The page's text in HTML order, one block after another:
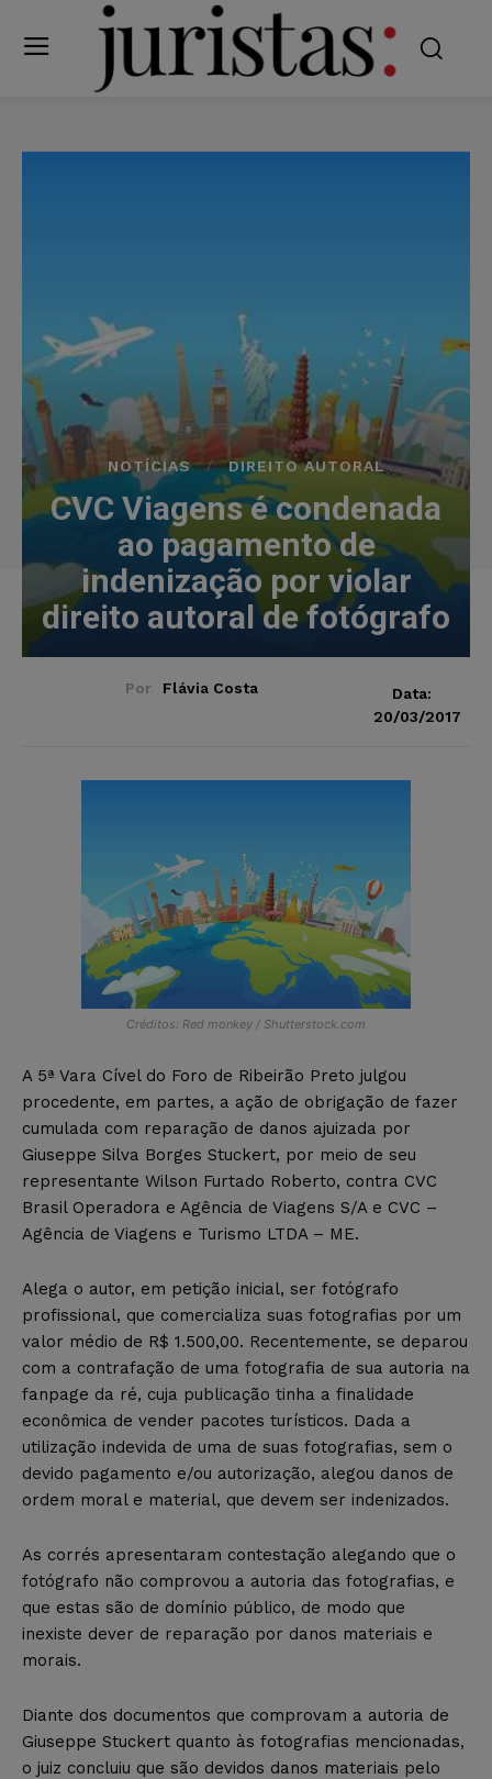
NOTÍCIAS DIREITO AUTORAL
CVC Viagens é condenada
ao pagamento de
indenização por violar
direito autoral de fotógrafo
Por Flávia Costa
Data:
20/03/2017
Créditos: Red monkey / Shutterstock.com
A 5ª Vara Cível do Foro de Ribeirão Preto julgou
procedente, em partes, a ação de obrigação de fazer
cumulada com reparação de danos ajuizada por
Giuseppe Silva Borges Stuckert, por meio de seu
representante Wilson Furtado Roberto, contra CVC
Brasil Operadora e Agência de Viagens S/A e CVC –
Agência de Viagens e Turismo LTDA – ME.
Alega o autor, em petição inicial, ser fotógrafo
profissional, que comercializa suas fotografias por um
valor médio de R$ 1.500,00. Recentemente, se deparou
com a contrafação de uma fotografia de sua autoria na
fanpage da ré, cuja publicação tinha a finalidade
econômica de vender pacotes turísticos. Dada a
utilização indevida de uma de suas fotografias, sem o
devido pagamento e/ou autorização, alegou danos de
ordem moral e material, que devem ser indenizados.
As corrés apresentaram contestação alegando que o
fotógrafo não comprovou a autoria das fotografias, e
que estas são de domínio público, de modo que
inexiste dever de reparação por danos materiais e
morais.
Diante dos documentos que comprovam a autoria de
Giuseppe Stuckert quanto às fotografias mencionadas,
o juiz concluiu que são devidos danos materiais pelo